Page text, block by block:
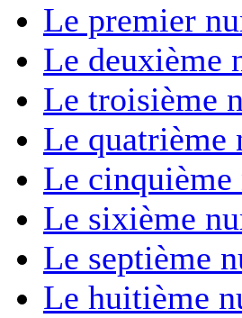
Le premier
Le deuxième
Le troisième
Le quatrième
Le
Le sixième
Le septième
Le huitième